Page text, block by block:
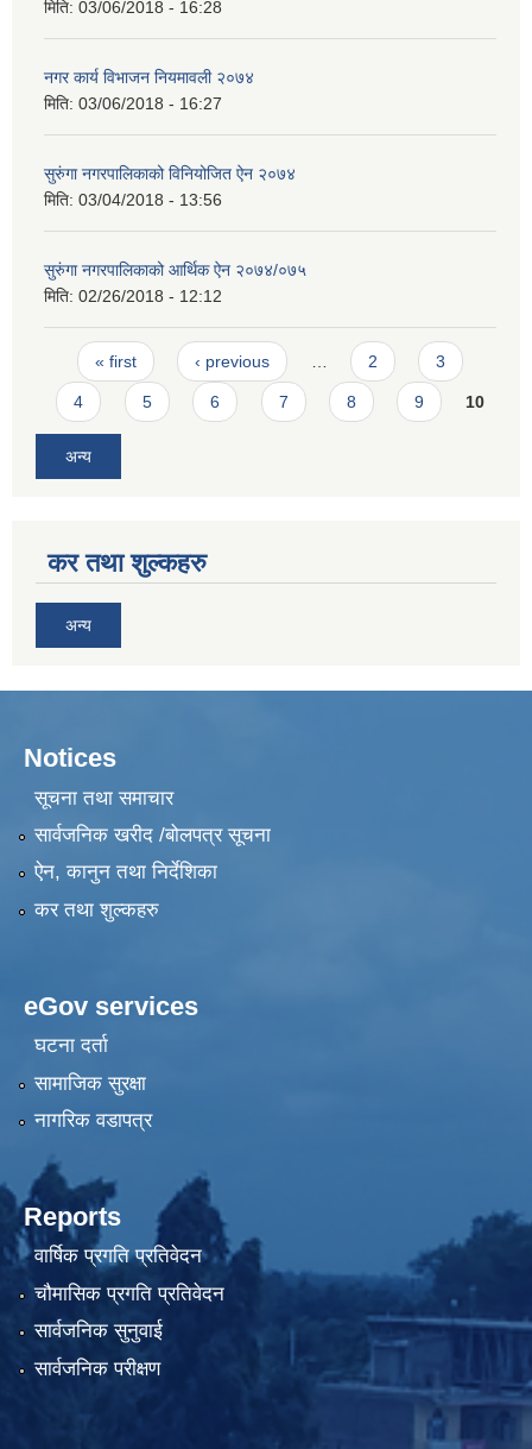
मिति: 03/06/2018 - 16:28
नगर कार्य विभाजन नियमावली २०७४
मिति: 03/06/2018 - 16:27
सुरुंगा नगरपालिकाको विनियोजित ऐन २०७४
मिति: 03/04/2018 - 13:56
सुरुंगा नगरपालिकाको आर्थिक ऐन २०७४/०७५
मिति: 02/26/2018 - 12:12
Pages
« first ‹ previous 2 3
4 5 6 7 8 9 10
अन्य
कर तथा शुल्कहरु
अन्य
Notices
सूचना तथा समाचार
सार्वजनिक खरीद /बोलपत्र सूचना
ऐन, कानुन तथा निर्देशिका
कर तथा शुल्कहरु
eGov services
घटना दर्ता
सामाजिक सुरक्षा
नागरिक वडापत्र
Reports
वार्षिक प्रगति प्रतिवेदन
चौमासिक प्रगति प्रतिवेदन
सार्वजनिक सुनुवाई
सार्वजनिक परीक्षण